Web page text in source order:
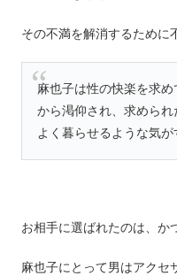
その不満を解消するために
麻也子は性の快楽を求
から渇仰され、求めら
よく暮らせるような気が
お相手に選ばれたのは、か
麻也子にとって男はアクセ